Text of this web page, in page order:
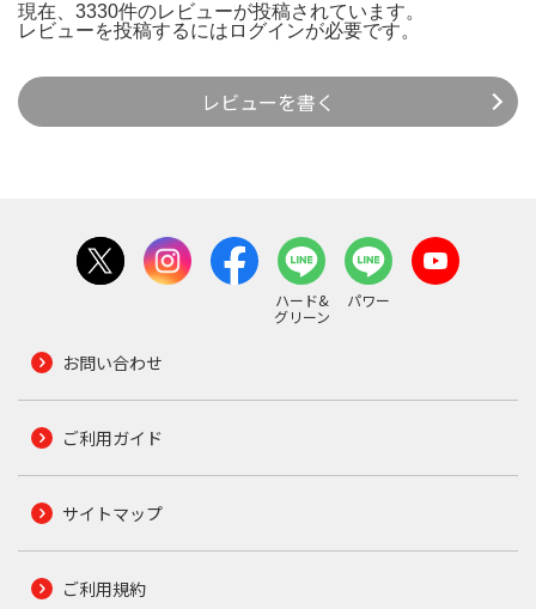
現在、3330件のレビューが投稿されています。
レビューを投稿するには ログインが必要です。
レビューを書く
ハード&
グリーン
パワー
お問い合わせ
ご利用ガイド
サイトマップ
ご利用規約